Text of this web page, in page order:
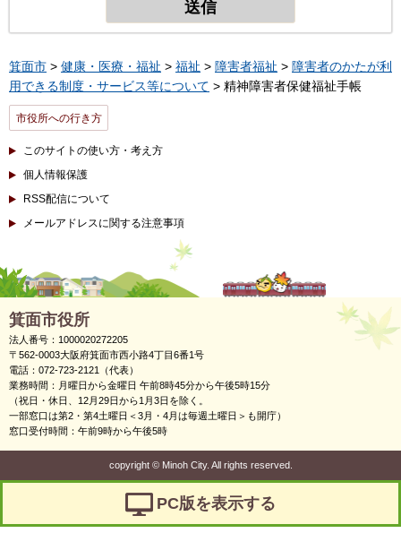
箕面市 > 健康・医療・福祉 > 福祉 > 障害者福祉 > 障害者のかたが利
用できる制度・サービス等について > 精神障害者保健福祉手帳
市役所への行き方
このサイトの使い方・考え方
個人情報保護
RSS配信について
メールアドレスに関する注意事項
箕面市役所
法人番号：1000020272205
〒562-0003大阪府箕面市西小路4丁目6番1号
電話：072-723-2121（代表）
業務時間：月曜日から金曜日 午前8時45分から午後5時15分
（祝日・休日、12月29日から1月3日を除く。
一部窓口は第2・第4土曜日＜3月・4月は毎週土曜日＞も開庁）
窓口受付時間：午前9時から午後5時
copyright ©Minoh City. All rights reserved.
PC版を表示する